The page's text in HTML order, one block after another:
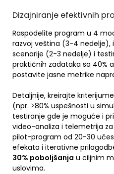
Dizajniranje efektivnih
Raspodelite program u 4
razvoj veština (3-4 nedelje),
scenarije (2-3 nedelje) i
praktičnih zadataka sa 40%
postavite jasne metrike
Detaljnije, kreirajte
(npr. ≥80% uspešnosti u
testiranje gde je moguće i
video-analiza i telemetrija
pilot-program od 20-30
efekata i iterativne
30% poboljšanja u ciljnim
uslovima.